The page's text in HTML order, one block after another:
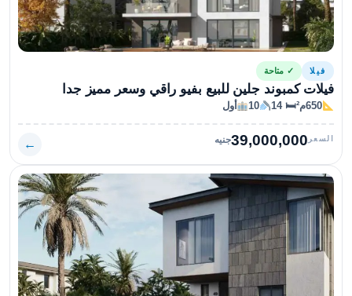
فيلا ✓ متاحة
فيلات كمبوند جلين للبيع بفيو راقي وسعر مميز جدا
650م² 🛏 14
10 أول
السعر 39,000,000جنيه ←